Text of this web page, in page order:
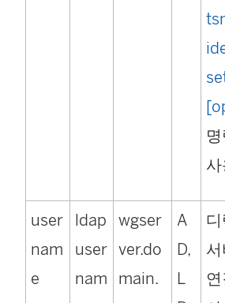
user
nam
e
ldap
user
nam
wgser
ver.do
main.
A
D,
L